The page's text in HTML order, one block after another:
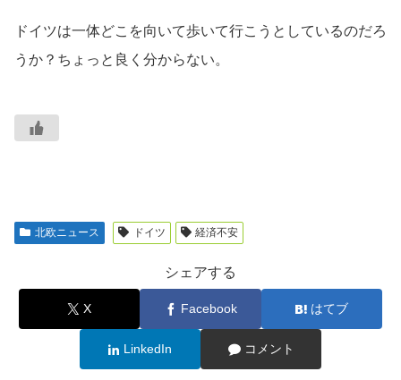
ドイツは一体どこを向いて歩いて行こうとしているのだろ
うか？ちょっと良く分からない。
北欧ニュース ドイツ 経済不安
シェアする
X Facebook はてブ
LinkedIn コメント